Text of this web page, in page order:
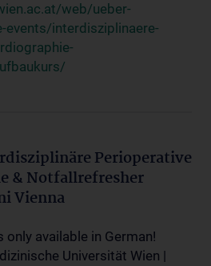
web/ueber-
events/interdisziplinaere-
Perioperative
& Notfallrefresher
Vienna
only available in German!
Universität Wien |